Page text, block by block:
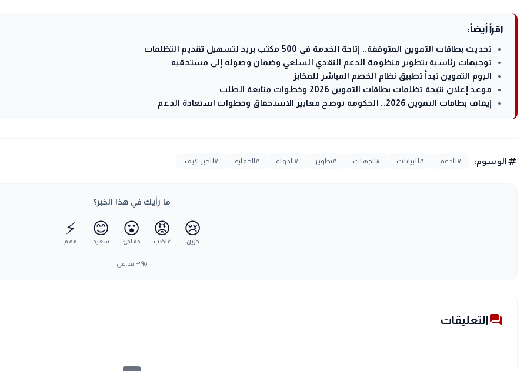
اقرأ أيضاً:
تحديث بطاقات التموين المتوقفة.. إتاحة الخدمة في 500 مكتب بريد لتسهيل تقديم التظلمات
توجيهات رئاسية بتطوير منظومة الدعم النقدي السلعي وضمان وصوله إلى مستحقيه
اليوم التموين تبدأ تطبيق نظام الخصم المباشر للمخابز
موعد إعلان نتيجة تظلمات بطاقات التموين 2026 وخطوات متابعة الطلب
إيقاف بطاقات التموين 2026.. الحكومة توضح معايير الاستحقاق وخطوات استعادة الدعم
tagالوسوم: #الدعم #البيانات #الجهات #تطوير #الدولة #الحماية #الخبر لايف
ما رأيك في هذا الخبر؟
😢
حزين
😡
غاضب
😮
مفاجئ
😊
سعيد
⚡
مهم
٣٩٥ تفاعل
forumالتعليقات